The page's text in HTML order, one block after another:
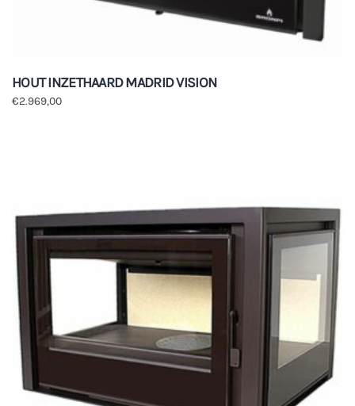
HOUT INZETHAARD MADRID VISION
€2.969,00